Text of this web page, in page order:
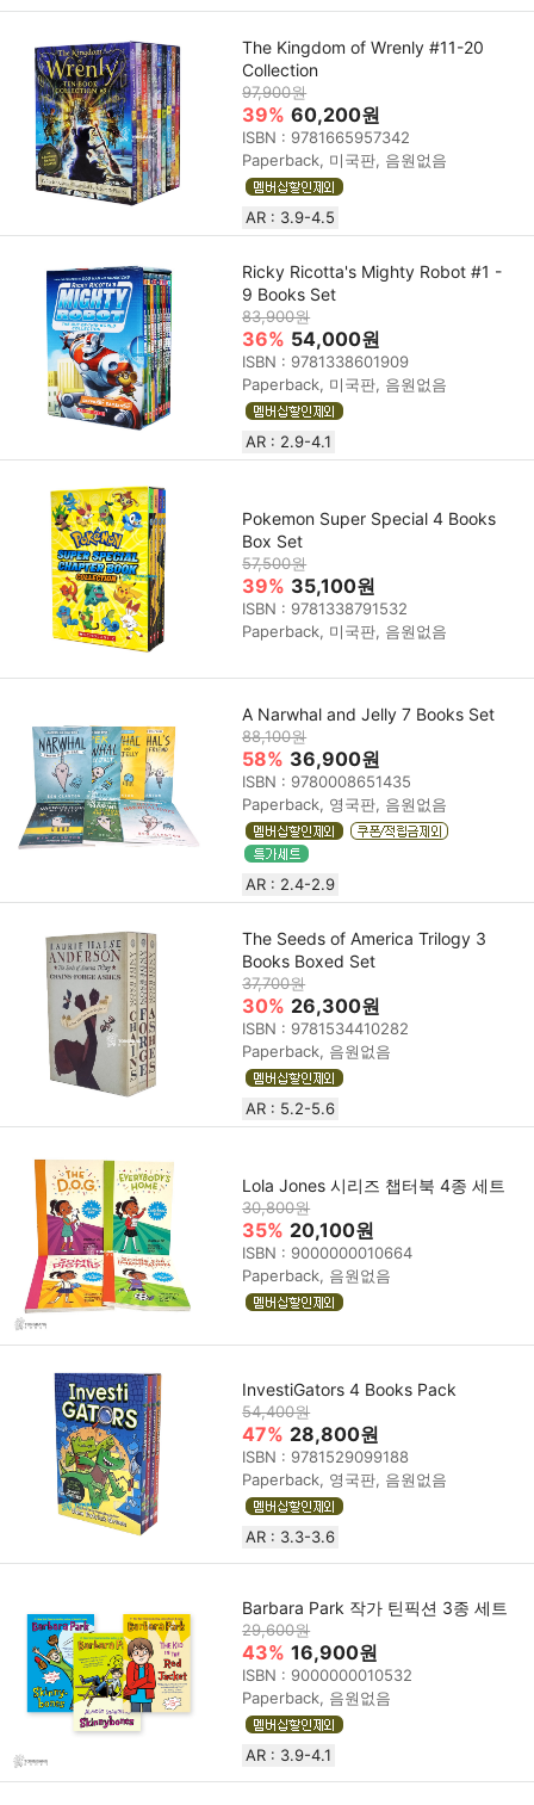
The Kingdom of Wrenly #11-20
Collection
97,900원
39% 60,200원
ISBN : 9781665957342
Paperback, 미국판, 음원없음
AR : 3.9-4.5
Ricky Ricotta's Mighty Robot #1 -
9 Books Set
83,900원
36% 54,000원
ISBN : 9781338601909
Paperback, 미국판, 음원없음
AR : 2.9-4.1
Pokemon Super Special 4 Books
Box Set
57,500원
39% 35,100원
ISBN : 9781338791532
Paperback, 미국판, 음원없음
A Narwhal and Jelly 7 Books Set
88,100원
58% 36,900원
ISBN : 9780008651435
Paperback, 영국판, 음원없음
AR : 2.4-2.9
The Seeds of America Trilogy 3
Books Boxed Set
37,700원
30% 26,300원
ISBN : 9781534410282
Paperback, 음원없음
AR : 5.2-5.6
Lola Jones 시리즈 챕터북 4종 세트
30,800원
35% 20,100원
ISBN : 9000000010664
Paperback, 음원없음
InvestiGators 4 Books Pack
54,400원
47% 28,800원
ISBN : 9781529099188
Paperback, 영국판, 음원없음
AR : 3.3-3.6
Barbara Park 작가 틴픽션 3종 세트
29,600원
43% 16,900원
ISBN : 9000000010532
Paperback, 음원없음
AR : 3.9-4.1